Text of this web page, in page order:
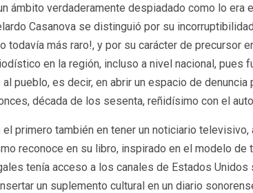
ámbito verdaderamente despiadado como lo
Casanova se distinguió por su
todavía más raro!, y por su carácter de precursor
en la región, incluso a nivel nacional, pues
pueblo, es decir, en abrir un espacio de
década de los sesenta, reñidísimo con el
el primero también en tener un noticiario
reconoce en su libro, inspirado en el modelo
tenía acceso a los canales de Estados
un suplemento cultural en un diario